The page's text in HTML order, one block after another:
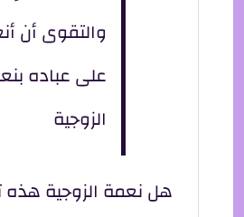
والتقوى أن
على عباده
الزوجية
هل نعمة الزوجية